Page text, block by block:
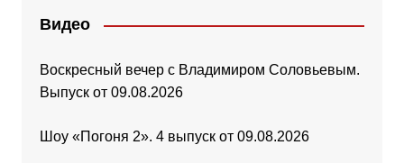
Видео
Воскресный вечер с Владимиром Соловьевым.
Выпуск от 09.08.2026
Шоу «Погоня 2». 4 выпуск от 09.08.2026